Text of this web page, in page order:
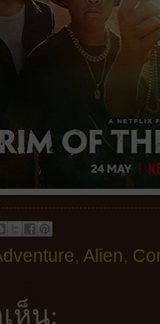
, Alien,
ห็น: